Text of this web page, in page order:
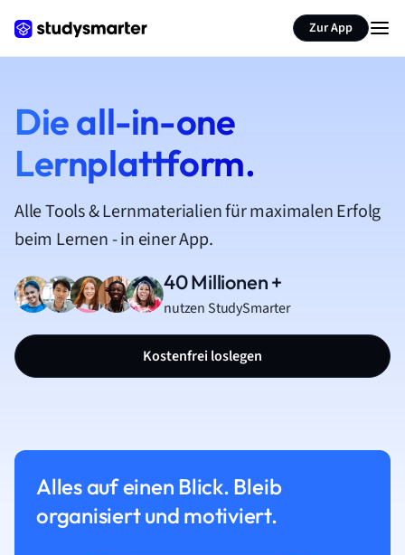
Zur App
Die all-in-one
Lernplattform.
Alle Tools & Lernmaterialien für maximalen Erfolg
beim Lernen - in einer App.
40 Millionen +
nutzen StudySmarter
Kostenfrei loslegen
Alles auf einen Blick. Bleib
organisiert und motiviert.